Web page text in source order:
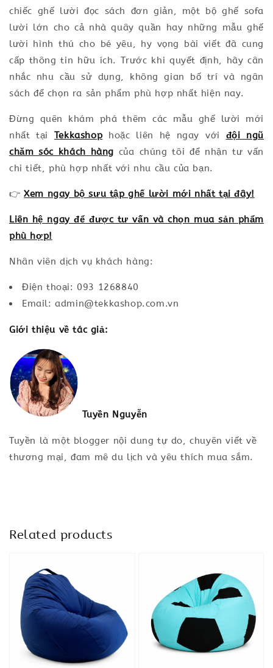
chiếc ghế lười đọc sách đơn giản, một bộ ghế sofa
lười lớn cho cả nhà quây quần hay những mẫu ghế
lười hình thú cho bé yêu, hy vọng bài viết đã cung
cấp thông tin hữu ích. Trước khi quyết định, hãy cân
nhắc nhu cầu sử dụng, không gian bố trí và ngân
sách để chọn ra sản phẩm phù hợp nhất hiện nay.
Đừng quên khám phá thêm các mẫu ghế lười mới
nhất tại Tekkashophoặc liên hệ ngay với đội ngũ
chăm sóc khách hàng của chúng tôi để nhận tư vấn
chi tiết, phù hợp nhất với nhu cầu của bạn.
👉Xem ngay bộ sưu tập ghế lười mới nhất tại đây!
Liên hệ ngay để được tư vấn và chọn mua sản phẩm
phù hợp!
Nhân viên dịch vụ khách hàng:
Điện thoại: 093 1268840
Email: admin@tekkashop.com.vn
Giới thiệu về tác giả:
Tuyền Nguyễn
Tuyền là một blogger nội dung tự do, chuyên viết về
thương mại, đam mê du lịch và yêu thích mua sắm.
Related products